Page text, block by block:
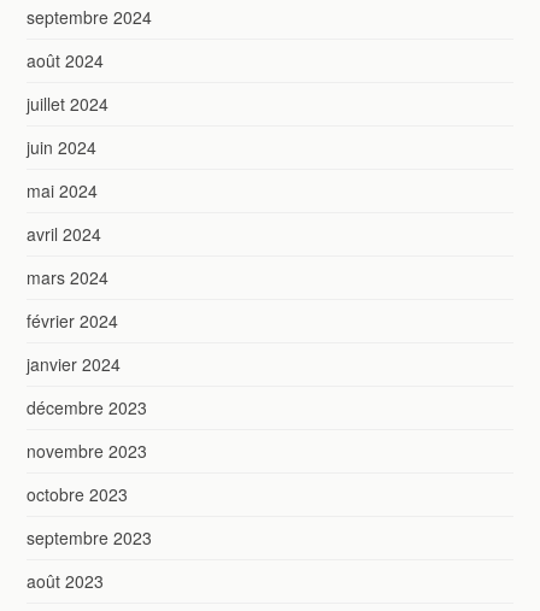
septembre 2024
août 2024
juillet 2024
juin 2024
mai 2024
avril 2024
mars 2024
février 2024
janvier 2024
décembre 2023
novembre 2023
octobre 2023
septembre 2023
août 2023